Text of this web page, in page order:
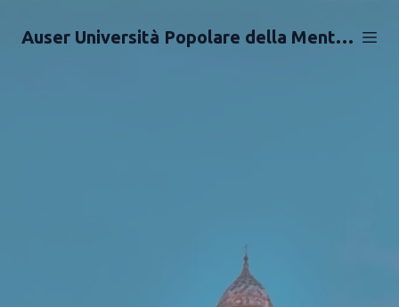
Auser Università Popolare della Mente Libera Aps